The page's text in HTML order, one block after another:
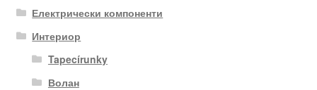
Електрически компоненти
Интериор
Tapecírunky
Волан